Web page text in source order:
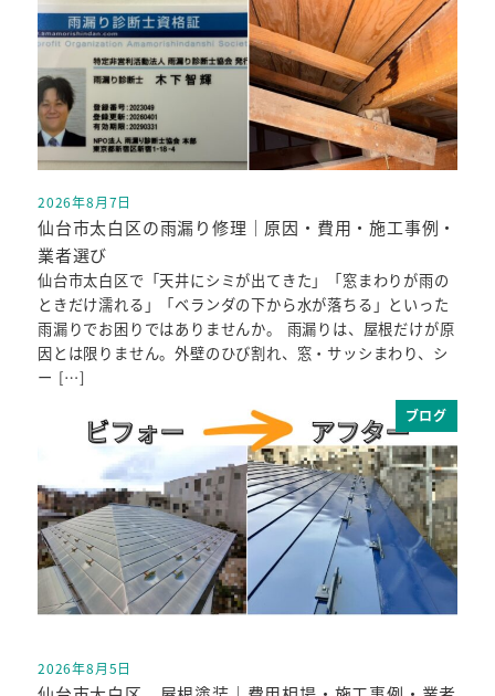
投稿日
2026年8月7日
仙台市太白区の雨漏り修理｜原因・費用・施工事例・
業者選び
仙台市太白区で「天井にシミが出てきた」「窓まわりが雨の
ときだけ濡れる」「ベランダの下から水が落ちる」といった
雨漏りでお困りではありませんか。 雨漏りは、屋根だけが原
因とは限りません。外壁のひび割れ、窓・サッシまわり、シ
ー […]
ブログ
投稿日
2026年8月5日